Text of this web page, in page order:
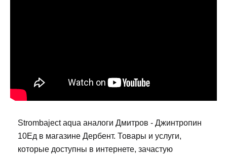
Strombaject aqua аналоги Дмитров - Джинтропин
10Ед в магазине Дербент. Товары и услуги,
которые доступны в интернете, зачастую